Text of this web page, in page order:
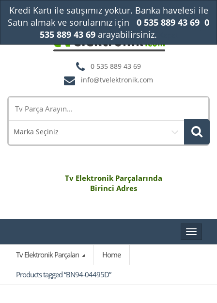
0 535 889 43 69
info@tvelektronik.com
Marka Seçiniz
Tv Elektronik Parçalarında
Birinci Adres
Toggle
Tv Elektronik Parçaları
Home
Products tagged “BN94-04495D”
Kredi Kartı ile satışımız yoktur. Banka havelesi ile
Satın almak ve sorularınız için
0 535 889 43 69 0
535 889 43 69arayabilirsiniz.